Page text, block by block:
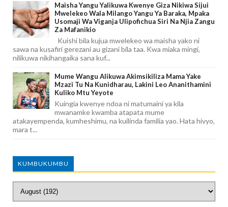
Maisha Yangu Yalikuwa Kwenye Giza Nikiwa Sijui
Mwelekeo Wala Milango Yangu Ya Baraka, Mpaka
Usomaji Wa Viganja Ulipofichua Siri Na Njia Zangu
Za Mafanikio
Kuishi bila kujua mwelekeo wa maisha yako ni
sawa na kusafiri gerezani au gizani bila taa. Kwa miaka mingi,
nilikuwa nikihangaika sana kuf...
Mume Wangu Alikuwa Akimsikiliza Mama Yake
Mzazi Tu Na Kunidharau, Lakini Leo Ananithamini
Kuliko Mtu Yeyote
Kuingia kwenye ndoa ni matumaini ya kila
mwanamke kwamba atapata mume
atakayempenda, kumheshimu, na kuilinda familia yao. Hata hivyo,
mara t...
KUMBUKUMBU